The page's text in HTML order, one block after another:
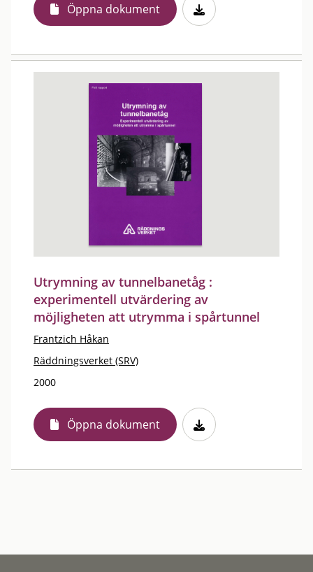
Öppna dokument
Utrymning av tunnelbanetåg :
experimentell utvärdering av
möjligheten att utrymma i spårtunnel
Frantzich Håkan
Räddningsverket (SRV)
2000
Öppna dokument